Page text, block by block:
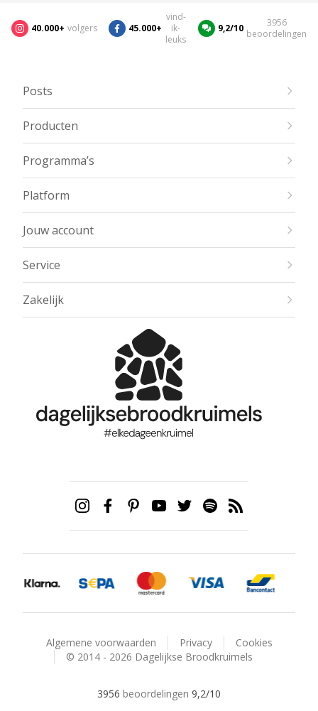
40.000+ volgers 45.000+
vind-
ik-
leuks
9,2/10
3956
beoordelingen
Posts
Producten
Programma’s
Platform
Jouw account
Service
Zakelijk
Algemene voorwaarden Privacy
Cookies
© 2014 - 2026 Dagelijkse Broodkruimels
3956 beoordelingen 9,2/10